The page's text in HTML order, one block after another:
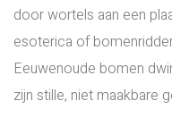
door wortels aan een
esoterica of
Eeuwenoude bomen
zijn stille, niet maakbare